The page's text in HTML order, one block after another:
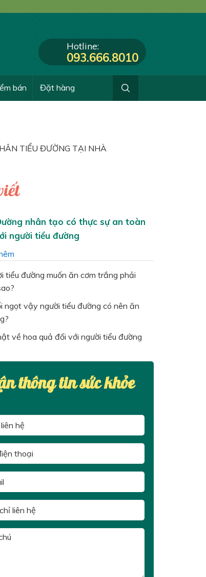
Hotline:
093.666.8010
bán Đặt hàng
TIỂU ĐƯỜNG TẠI NHÀ
nhân tạo có thực sự an toàn
người tiểu đường
tiểu đường muốn ăn cơm trắng phải
ngọt vậy người tiểu đường có nên ăn
về hoa quả đối với người tiểu đường
thông tin sức khỏe